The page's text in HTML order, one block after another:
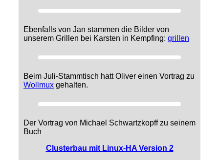
Ebenfalls von Jan stammen die Bilder von
unserem Grillen bei Karsten in Kempfing: grillen
Beim Juli-Stammtisch hatt Oliver einen Vortrag zu
Wollmux gehalten.
Der Vortrag von Michael Schwartzkopff zu seinem
Buch
Clusterbau mit Linux-HA Version 2